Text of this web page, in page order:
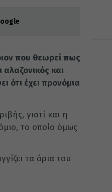
που θεωρεί πως
και
ότι έχει προνόμια
γιατί και η
το οποίο όμως
τα όρια του